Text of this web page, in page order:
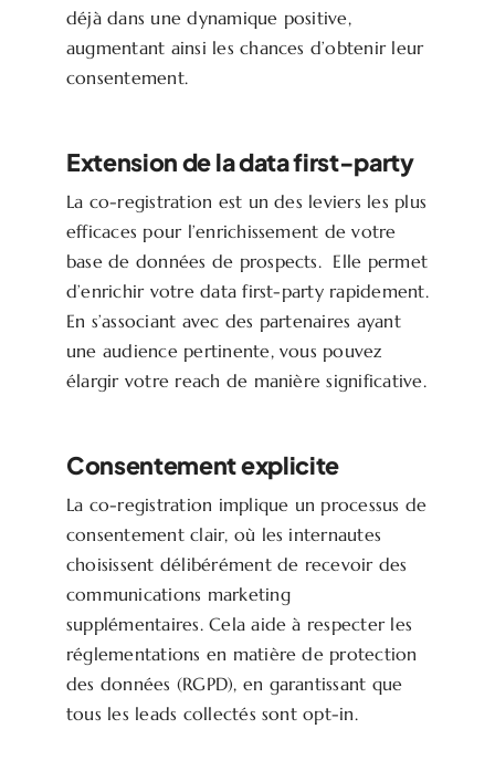
déjà dans une dynamique positive,
augmentant ainsi les chances d’obtenir leur
consentement.
Extension de la data first-party
La co-registration est un des leviers les plus
efficaces pour l’enrichissement de votre
base de données de prospects. Elle permet
d’enrichir votre data first-party rapidement.
En s’associant avec des partenaires ayant
une audience pertinente, vous pouvez
élargir votre reach de manière significative.
Consentement explicite
La co-registration implique un processus de
consentement clair, où les internautes
choisissent délibérément de recevoir des
communications marketing
supplémentaires. Cela aide à respecter les
réglementations en matière de protection
des données (RGPD), en garantissant que
tous les leads collectés sont opt-in.